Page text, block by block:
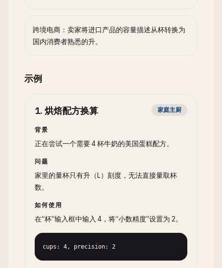
跨境电商：卖家将进口产品的容量描述从杯转换为
国内消费者熟悉的升。
示例
1. 烘焙配方换算 家庭主厨
背景
正在尝试一个需要 4 杯牛奶的美国蛋糕配方。
问题
家里的量杯只有升（L）刻度，无法直接量取杯
数。
如何使用
在“杯”输入框中输入 4，将“小数精度”设置为 2。
cups: 4, precision: 2